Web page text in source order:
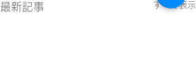
最新記事 すべて表示